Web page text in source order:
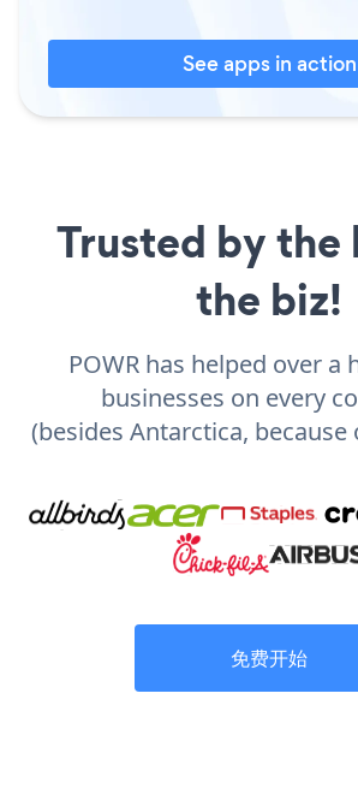
See apps in action
Trusted by the
the biz!
POWR has helped over a
businesses on every
(besides Antarctica,
免费开始